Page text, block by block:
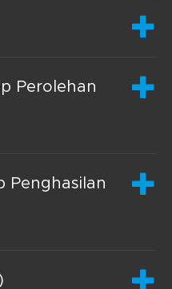
Perolehan
Penghasilan